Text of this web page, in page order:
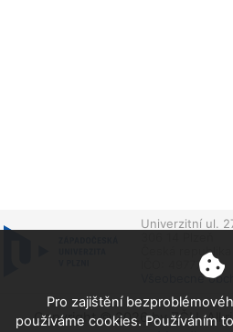
Univerzitní ul.
Česká republika
IČO: 49777513
Všeobecné
Copyright © 2026 by ZČU. All
Pro zajištění
používáme cookies. Používáním